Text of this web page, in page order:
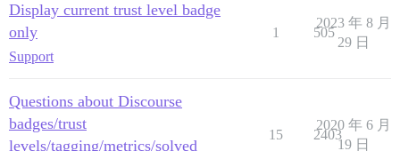
Display current trust level badge
only
Support
1 505
2023 年 8 月
29 日
Questions about Discourse
badges/trust
levels/tagging/metrics/solved
15 2403
2020 年 6 月
19 日